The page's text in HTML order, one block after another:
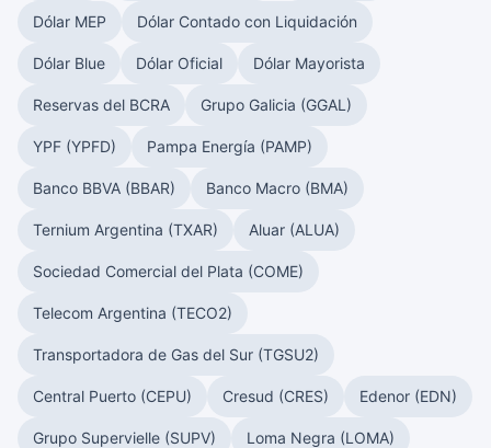
Dólar MEP Dólar Contado con Liquidación
Dólar Blue Dólar Oficial Dólar Mayorista
Reservas del BCRA Grupo Galicia (GGAL)
YPF (YPFD) Pampa Energía (PAMP)
Banco BBVA (BBAR) Banco Macro (BMA)
Ternium Argentina (TXAR) Aluar (ALUA)
Sociedad Comercial del Plata (COME)
Telecom Argentina (TECO2)
Transportadora de Gas del Sur (TGSU2)
Central Puerto (CEPU) Cresud (CRES) Edenor (EDN)
Grupo Supervielle (SUPV) Loma Negra (LOMA)